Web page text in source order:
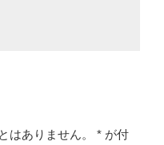
はありません。 * が付